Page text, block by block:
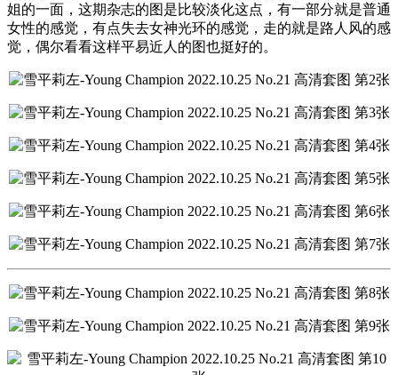
姐的一面，这期杂志的图是比较淡化这点，有一部分就是普通
女性的感觉，有点失去女神光环的感觉，走的就是路人风的感
觉，偶尔看看这样平易近人的图也挺好的。